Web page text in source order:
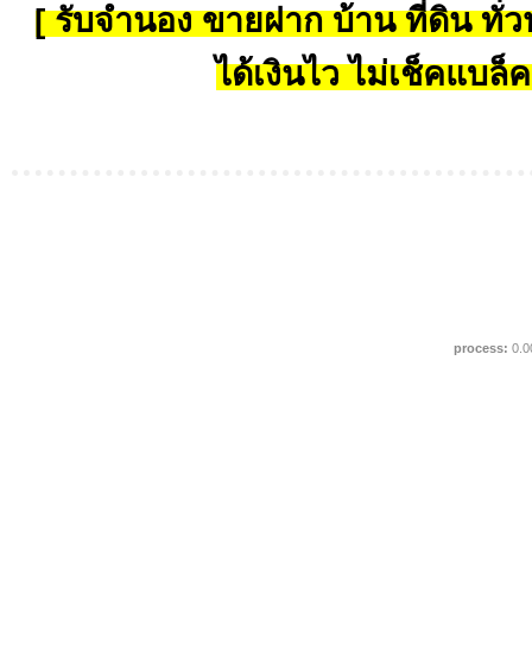
[ รับจำนอง ขายฝาก บ้าน ที่ดิน ทั่ว
ได้เงินไว ไม่เช็คแบล็
process: